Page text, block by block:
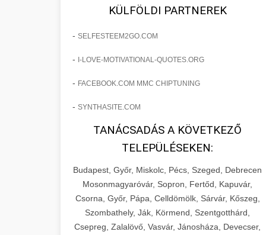
sebészeti praxisban.
páciensszám növekedés
os Növekedést
Lépésről lépésre marketing tervrajz,
eredményezett. Ismerje meg a
szonyegtisztito.net
marketing stratégiai tervrajz
os Növekedésének
Története
Teljes dokumentáció egy klinika
átalakulási útjáról, bemutatva az utat a
küzdő praxistól a virágzó vállalkozásig
150%-os növekedéssel.
szonyegtakaritas.org
klinika átalakulási történet
🎪 18. Szemhéjplasztika
Iránti Érdeklődés 150%-
Technikák és módszerek a páciensek
érdeklődésének és elkötelezettségének
drámai növeléséhez. Egy 150%-os
fellendülési esettanulmány gyakorlati
🎮 19. AI Google Ads és
Meta Kampány Kezelés +
KÜLFÖLDI PARTNEREK
- SELFESTEEM2GO.COM
- I-LOVE-MOTIVATIONAL-QUOTES.ORG
- FACEBOOK.COM MMC CHIPTUNING
- SYNTHASITE.COM
TANÁCSADÁS A KÖVETKEZŐ
TELEPÜLÉSEKEN:
Budapest, Győr, Miskolc, Pécs, Szeged, Debrecen
Mosonmagyaróvár, Sopron, Fertőd, Kapuvár,
Csorna, Győr, Pápa, Celldömölk, Sárvár, Kőszeg,
Szombathely, Ják, Körmend, Szentgotthárd,
Csepreg, Zalalövő, Vasvár, Jánosháza, Devecser,